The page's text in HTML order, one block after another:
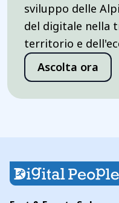
sviluppo delle
del digitale nella
territorio e
Ascolta ora